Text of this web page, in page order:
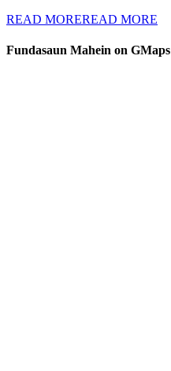
READ MOREREAD MORE
Fundasaun Mahein on GMaps